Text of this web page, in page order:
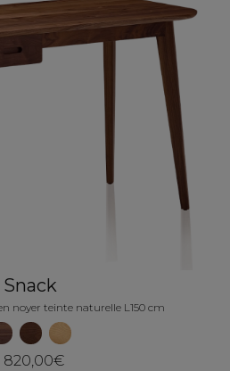
Snack
noyer teinte naturelle L150 cm
820,00€